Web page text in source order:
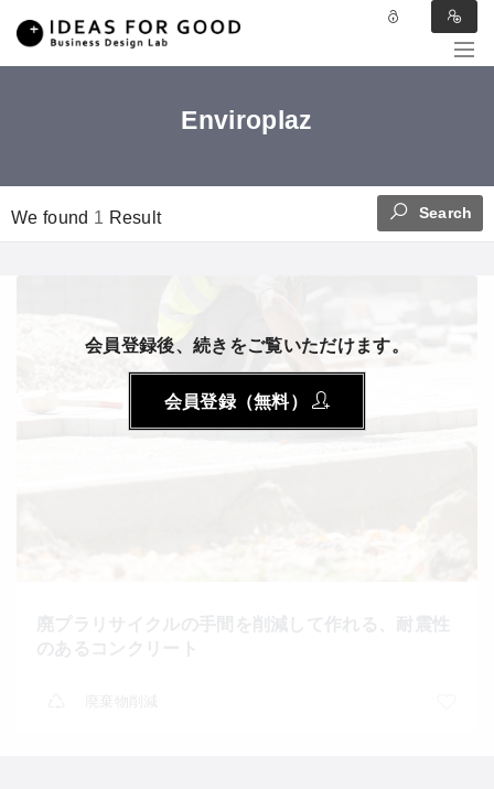
Enviroplaz
We found 1 Result Search
会員登録後、続きをご覧いただけます。
会員登録（無料）